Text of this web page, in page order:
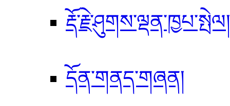
རྡོ་རྗེ་ཤུགས་ལྡན་ཁྱཔ་སྤེལ།
དོན་གནད་གཞན།